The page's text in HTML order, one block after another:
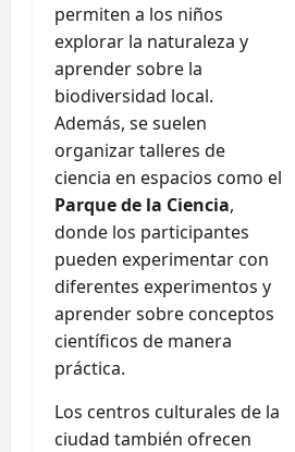
permiten a los niños
explorar la naturaleza y
aprender sobre la
biodiversidad local.
Además, se suelen
organizar talleres de
ciencia en espacios como el
Parque de la Ciencia,
donde los participantes
pueden experimentar con
diferentes experimentos y
aprender sobre conceptos
científicos de manera
práctica.
Los centros culturales de la
ciudad también ofrecen